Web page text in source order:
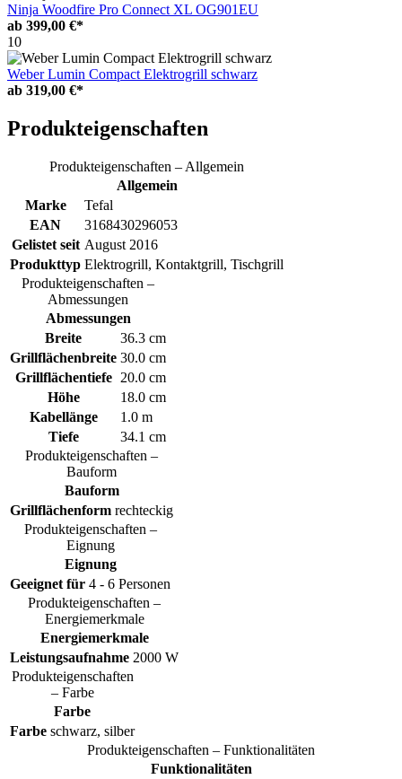
Ninja Woodfire Pro Connect XL OG901EU
ab 399,00 €*
10
Weber Lumin Compact Elektrogrill schwarz
ab 319,00 €*
Produkteigenschaften
Produkteigenschaften – Allgemein
Allgemein
Marke
Tefal
EAN
3168430296053
Gelistet seit August 2016
Produkttyp Elektrogrill, Kontaktgrill, Tischgrill
Produkteigenschaften –
Abmessungen
Abmessungen
Breite
36.3 cm
Grillflächenbreite 30.0 cm
Grillflächentiefe
20.0 cm
Höhe
18.0 cm
Kabellänge
1.0 m
Tiefe
34.1 cm
Produkteigenschaften –
Bauform
Bauform
Grillflächenform rechteckig
Produkteigenschaften –
Eignung
Eignung
Geeignet für 4 - 6 Personen
Produkteigenschaften –
Energiemerkmale
Energiemerkmale
Leistungsaufnahme 2000 W
Produkteigenschaften
– Farbe
Farbe
Farbe schwarz, silber
Produkteigenschaften – Funktionalitäten
Funktionalitäten